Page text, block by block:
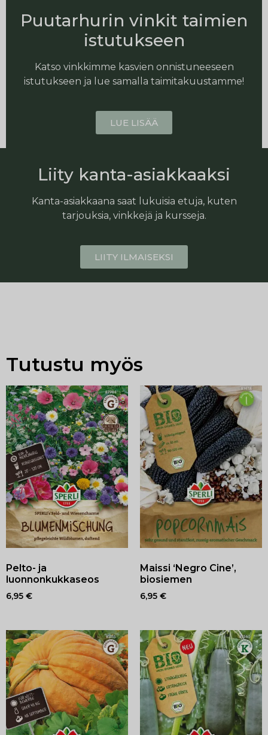
Puutarhurin vinkit taimien
istutukseen
Katso vinkkimme kasvien onnistuneeseen
istutukseen ja lue samalla taimitakuustamme!
LUE LISÄÄ
Liity kanta-asiakkaaksi
Kanta-asiakkaana saat lukuisia etuja, kuten
tarjouksia, vinkkejä ja kursseja.
LIITY ILMAISEKSI
Tutustu myös
Pelto- ja
luonnonkukkaseos
6,95 €
Maissi ‘Negro Cine’,
biosiemen
6,95 €